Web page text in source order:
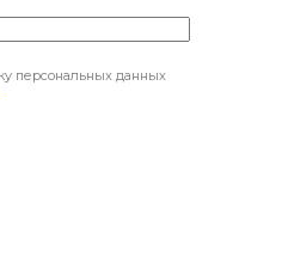
персональных данных